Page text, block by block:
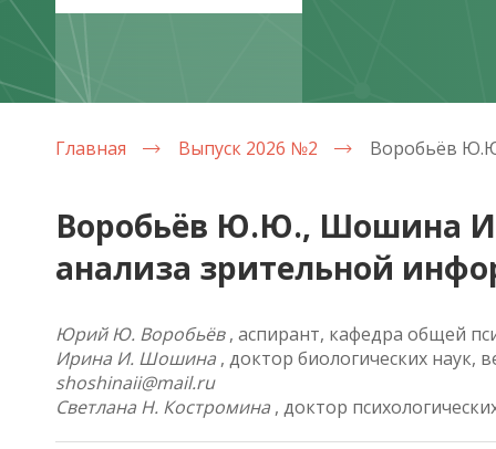
Главная Выпуск 2026 №2
Воробьёв Ю.Ю., Шошина
анализа зрительной
Юрий Ю. Воробьёв, аспирант, кафедра общей
Ирина И. Шошина , доктор биологических наук,
shoshinaii@mail.ru
Светлана Н. Костромина , доктор